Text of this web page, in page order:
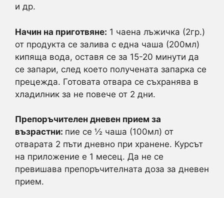
и др.
Начин на приготвяне: 1 чаена лъжичка (2гр.)
от продукта се залива с една чаша (200мл)
кипяща вода, оставя се за 15-20 минути да
се запари, след което получената запарка се
прецежда. Готовата отвара се съхранява в
хладилник за не повече от 2 дни.
Препоръчителен дневен прием за
възрастни: пие се ½ чаша (100мл) от
отварата 2 пъти дневно при хранене. Курсът
на приложение е 1 месец. Да не се
превишава препоръчителната доза за дневен
прием.